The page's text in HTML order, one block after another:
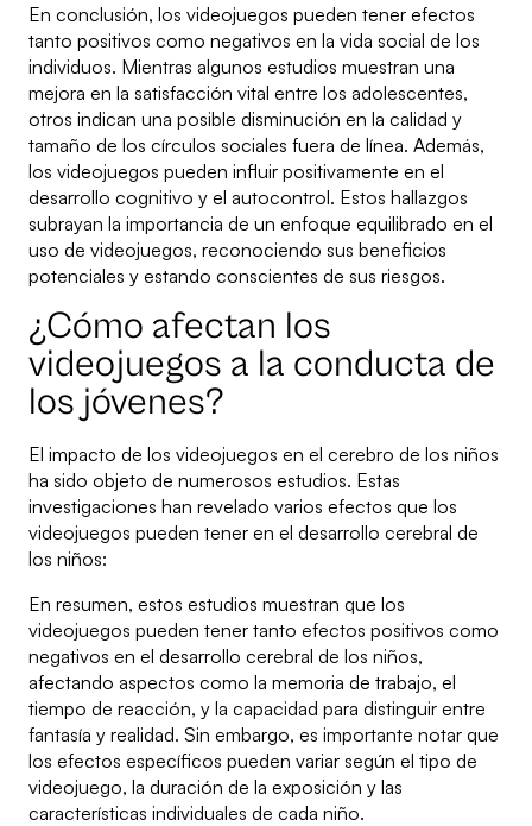
En conclusión, los videojuegos pueden tener efectos
tanto positivos como negativos en la vida social de los
individuos. Mientras algunos estudios muestran una
mejora en la satisfacción vital entre los adolescentes,
otros indican una posible disminución en la calidad y
tamaño de los círculos sociales fuera de línea. Además,
los videojuegos pueden influir positivamente en el
desarrollo cognitivo y el autocontrol. Estos hallazgos
subrayan la importancia de un enfoque equilibrado en el
uso de videojuegos, reconociendo sus beneficios
potenciales y estando conscientes de sus riesgos.
¿Cómo afectan los
videojuegos a la conducta de
los jóvenes?
El impacto de los videojuegos en el cerebro de los niños
ha sido objeto de numerosos estudios. Estas
investigaciones han revelado varios efectos que los
videojuegos pueden tener en el desarrollo cerebral de
los niños:
En resumen, estos estudios muestran que los
videojuegos pueden tener tanto efectos positivos como
negativos en el desarrollo cerebral de los niños,
afectando aspectos como la memoria de trabajo, el
tiempo de reacción, y la capacidad para distinguir entre
fantasía y realidad. Sin embargo, es importante notar que
los efectos específicos pueden variar según el tipo de
videojuego, la duración de la exposición y las
características individuales de cada niño.